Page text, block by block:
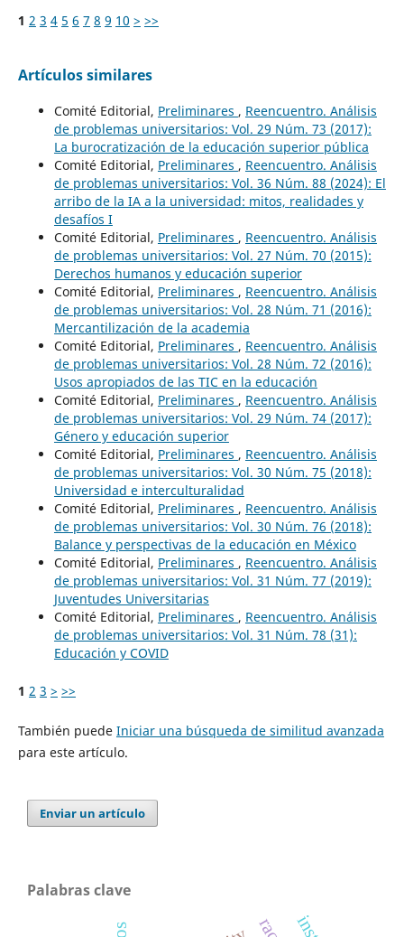
1 2 3 4 5 6 7 8 9 10 > >>
Artículos similares
Comité Editorial, Preliminares , Reencuentro. Análisis
de problemas universitarios: Vol. 29 Núm. 73 (2017):
La burocratización de la educación superior pública
Comité Editorial, Preliminares , Reencuentro. Análisis
de problemas universitarios: Vol. 36 Núm. 88 (2024): El
arribo de la IA a la universidad: mitos, realidades y
desafíos I
Comité Editorial, Preliminares , Reencuentro. Análisis
de problemas universitarios: Vol. 27 Núm. 70 (2015):
Derechos humanos y educación superior
Comité Editorial, Preliminares , Reencuentro. Análisis
de problemas universitarios: Vol. 28 Núm. 71 (2016):
Mercantilización de la academia
Comité Editorial, Preliminares , Reencuentro. Análisis
de problemas universitarios: Vol. 28 Núm. 72 (2016):
Usos apropiados de las TIC en la educación
Comité Editorial, Preliminares , Reencuentro. Análisis
de problemas universitarios: Vol. 29 Núm. 74 (2017):
Género y educación superior
Comité Editorial, Preliminares , Reencuentro. Análisis
de problemas universitarios: Vol. 30 Núm. 75 (2018):
Universidad e interculturalidad
Comité Editorial, Preliminares , Reencuentro. Análisis
de problemas universitarios: Vol. 30 Núm. 76 (2018):
Balance y perspectivas de la educación en México
Comité Editorial, Preliminares , Reencuentro. Análisis
de problemas universitarios: Vol. 31 Núm. 77 (2019):
Juventudes Universitarias
Comité Editorial, Preliminares , Reencuentro. Análisis
de problemas universitarios: Vol. 31 Núm. 78 (31):
Educación y COVID
1 2 3 > >>
También puede Iniciar una búsqueda de similitud avanzada
para este artículo.
Enviar un artículo
Palabras clave